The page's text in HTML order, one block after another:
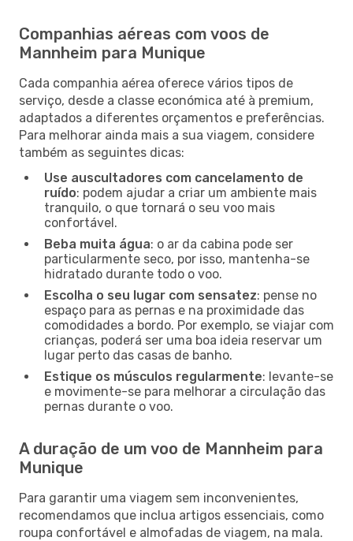
Companhias aéreas com voos de
Mannheim para Munique
Cada companhia aérea oferece vários tipos de
serviço, desde a classe económica até à premium,
adaptados a diferentes orçamentos e preferências.
Para melhorar ainda mais a sua viagem, considere
também as seguintes dicas:
Use auscultadores com cancelamento de
ruído: podem ajudar a criar um ambiente mais
tranquilo, o que tornará o seu voo mais
confortável.
Beba muita água: o ar da cabina pode ser
particularmente seco, por isso, mantenha-se
hidratado durante todo o voo.
Escolha o seu lugar com sensatez: pense no
espaço para as pernas e na proximidade das
comodidades a bordo. Por exemplo, se viajar com
crianças, poderá ser uma boa ideia reservar um
lugar perto das casas de banho.
Estique os músculos regularmente: levante-se
e movimente-se para melhorar a circulação das
pernas durante o voo.
A duração de um voo de Mannheim para
Munique
Para garantir uma viagem sem inconvenientes,
recomendamos que inclua artigos essenciais, como
roupa confortável e almofadas de viagem, na mala.